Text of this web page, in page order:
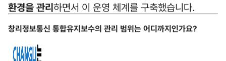
환경을 관리 하면서 이 운영 체계를 구축했습니다.
창리정보통신 통합유지보수의 관리 범위는 어디까지인가요?